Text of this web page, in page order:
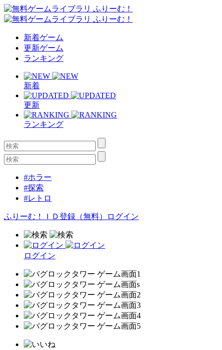
新着ゲーム
更新ゲーム
ランキング
新着
更新
ランキング
#ホラー
#探索
#レトロ
ふりーむ！ＩＤ登録（無料） ログイン
ログイン